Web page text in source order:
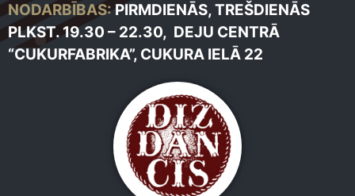
NODARBĪBAS:PIRMDIENĀS, TREŠDIENĀS
PLKST. 19.30 – 22.30, DEJU CENTRĀ
“CUKURFABRIKA”, CUKURA IELĀ 22